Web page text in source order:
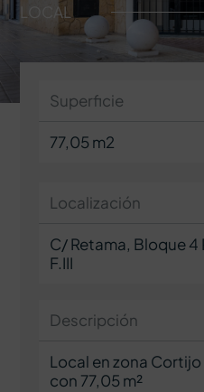
LOCAL
Superficie
77,05 m2
Localización
C/ Retama, Bloque
F.III
Descripción
Local en zona
con 77,05 m²